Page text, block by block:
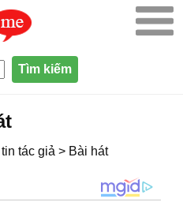
tác giả > Bài hát